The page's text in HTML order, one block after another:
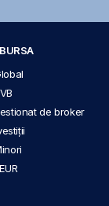
de broker